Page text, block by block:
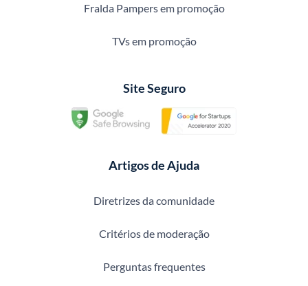
Fralda Pampers em promoção
TVs em promoção
Site Seguro
Artigos de Ajuda
Diretrizes da comunidade
Critérios de moderação
Perguntas frequentes